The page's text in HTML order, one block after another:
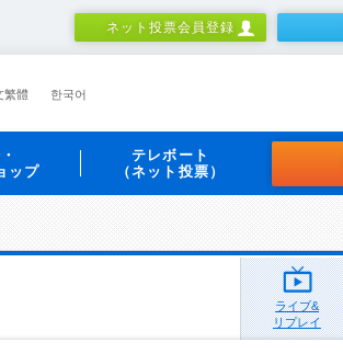
ネット投票会員登録
繁體 한국어
ップ
テレボート
（ネット投票）
ライブ&
リプレイ